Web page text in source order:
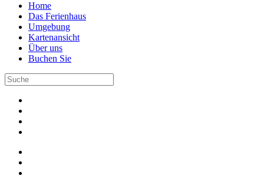
Home
Das Ferienhaus
Umgebung
Kartenansicht
Über uns
Buchen Sie